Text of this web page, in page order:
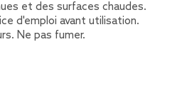
et des surfaces chaudes.
d'emploi avant utilisation.
Ne pas fumer.